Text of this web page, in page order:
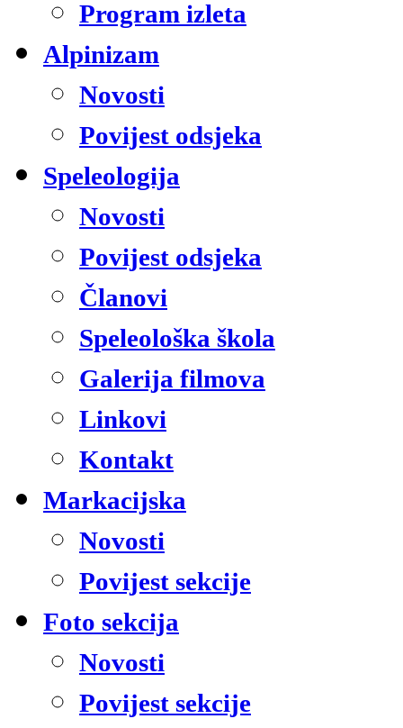
Program izleta
Alpinizam
Novosti
Povijest odsjeka
Speleologija
Novosti
Povijest odsjeka
Članovi
Speleološka škola
Galerija filmova
Linkovi
Kontakt
Markacijska
Novosti
Povijest sekcije
Foto sekcija
Novosti
Povijest sekcije